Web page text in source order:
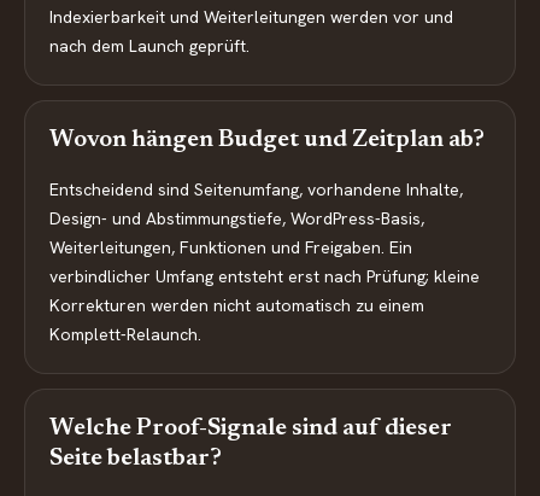
Indexierbarkeit und Weiterleitungen werden vor und
nach dem Launch geprüft.
Wovon hängen Budget und Zeitplan ab?
Entscheidend sind Seitenumfang, vorhandene Inhalte,
Design- und Abstimmungstiefe, WordPress-Basis,
Weiterleitungen, Funktionen und Freigaben. Ein
verbindlicher Umfang entsteht erst nach Prüfung; kleine
Korrekturen werden nicht automatisch zu einem
Komplett-Relaunch.
Welche Proof-Signale sind auf dieser
Seite belastbar?